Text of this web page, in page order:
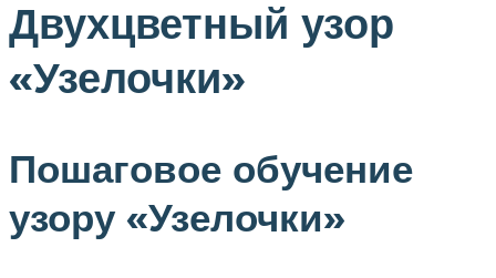
Двухцветный узор
«Узелочки»
Пошаговое обучение
узору «Узелочки»